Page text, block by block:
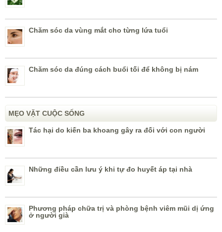
Chăm sóc da vùng mắt cho từng lứa tuổi
Chăm sóc da đúng cách buổi tối để không bị nám
MẸO VẶT CUỘC SỐNG
Tác hại do kiến ba khoang gây ra đối với con người
Những điều cần lưu ý khi tự đo huyết áp tại nhà
Phương pháp chữa trị và phòng bệnh viêm mũi dị ứng
ở người già